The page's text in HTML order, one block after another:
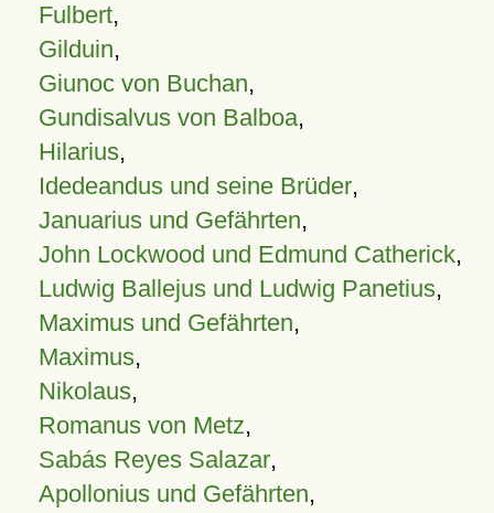
Fulbert,
Gilduin,
Giunoc von Buchan,
Gundisalvus von Balboa,
Hilarius,
Idedeandus und seine Brüder,
Januarius und Gefährten,
John Lockwood und Edmund Catherick,
Ludwig Ballejus und Ludwig Panetius,
Maximus und Gefährten,
Maximus,
Nikolaus,
Romanus von Metz,
Sabás Reyes Salazar,
Apollonius und Gefährten,